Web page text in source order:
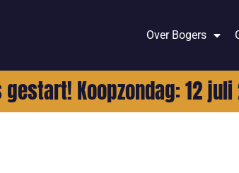
Over Bogers
gestart! Koopzondag: 12